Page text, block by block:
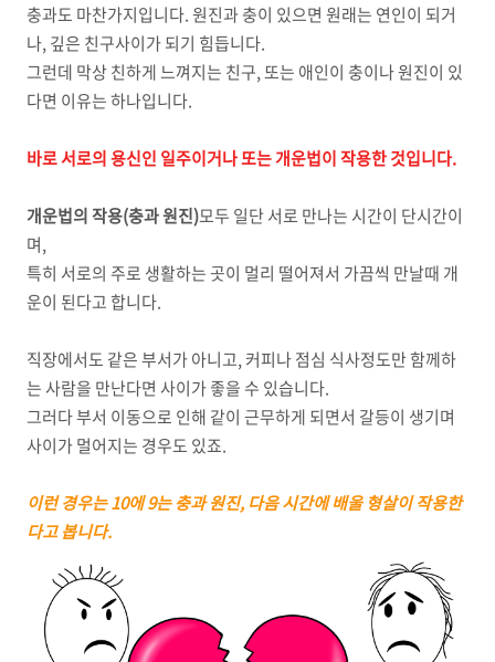
충과도 마찬가지입니다. 원진과 충이 있으면 원래는 연인이 되거
나, 깊은 친구사이가 되기 힘듭니다.
그런데 막상 친하게 느껴지는 친구, 또는 애인이 충이나 원진이 있
다면 이유는 하나입니다.
바로 서로의 용신인 일주이거나 또는 개운법이 작용한 것입니다.
개운법의 작용(충과 원진)모두 일단 서로 만나는 시간이 단시간이
며,
특히 서로의 주로 생활하는 곳이 멀리 떨어져서 가끔씩 만날때 개
운이 된다고 합니다.
직장에서도 같은 부서가 아니고, 커피나 점심 식사정도만 함께하
는 사람을 만난다면 사이가 좋을 수 있습니다.
그러다 부서 이동으로 인해 같이 근무하게 되면서 갈등이 생기며
사이가 멀어지는 경우도 있죠.
이런 경우는 10에 9는 충과 원진, 다음 시간에 배울 형살이 작용한
다고 봅니다.